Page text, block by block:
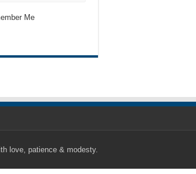
Me
love, patience & modesty.